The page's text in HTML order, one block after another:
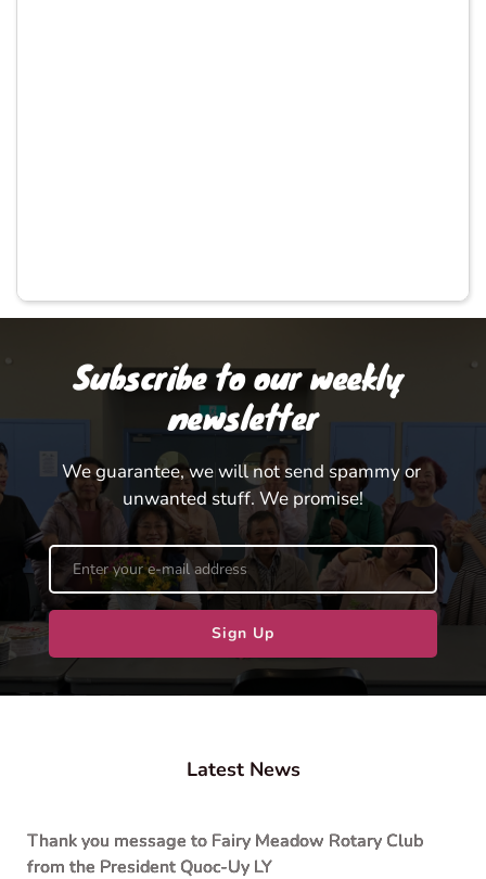
Subscribe to our weekly
newsletter
We guarantee, we will not send spammy or
unwanted stuff. We promise!
Sign Up
Latest News
Thank you message to Fairy Meadow Rotary Club
from the President Quoc-Uy LY